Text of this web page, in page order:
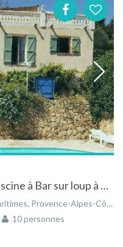
Location appartement avec piscine à Bar sur loup à proximité de Grasse
Alpes-Côte d'Azur, France
10 personnes